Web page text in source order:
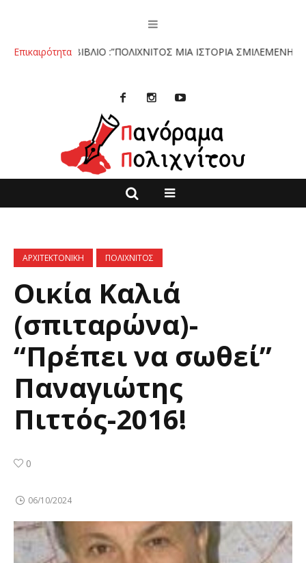
Επικαιρότητα
ΤΟ ΒΙΒΛΙΟ :”ΠΟΛΙΧΝΙΤΟΣ ΜΙΑ ΙΣΤΟΡΙΑ ΣΜΙΛΕΜΕΝΗ ΣΤΗΝ
ΑΡΧΙΤΕΚΤΟΝΙΚΗ ΠΟΛΙΧΝΙΤΟΣ
Οικία Καλιά
(σπιταρώνα)-
“Πρέπει να σωθεί”
Παναγιώτης
Πιττός-2016!
0
06/10/2024